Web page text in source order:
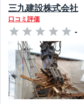
三九建設株式会社
口コミ評価
-